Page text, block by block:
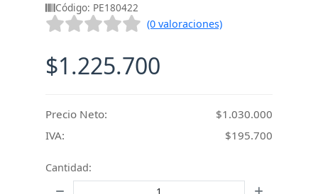
Código: PE180422
(0 valoraciones)
$1.225.700
Precio Neto:
$1.030.000
IVA:
$195.700
Cantidad: